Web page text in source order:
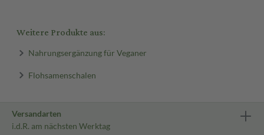
Weitere Produkte aus:
Nahrungsergänzung für Veganer
Flohsamenschalen
Versandarten
i.d.R. am nächsten Werktag